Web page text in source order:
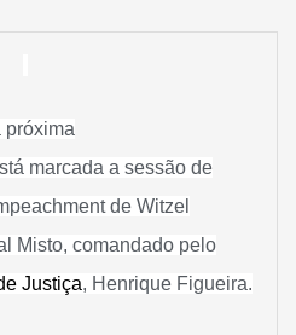
próxima
marcada a sessão de
de Witzel
Misto, comandado pelo
Justiça, Henrique Figueira.